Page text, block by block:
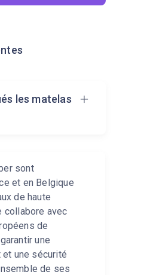
les matelas
sont
et en Belgique
de haute
collabore avec
de
une
une sécurité
de ses